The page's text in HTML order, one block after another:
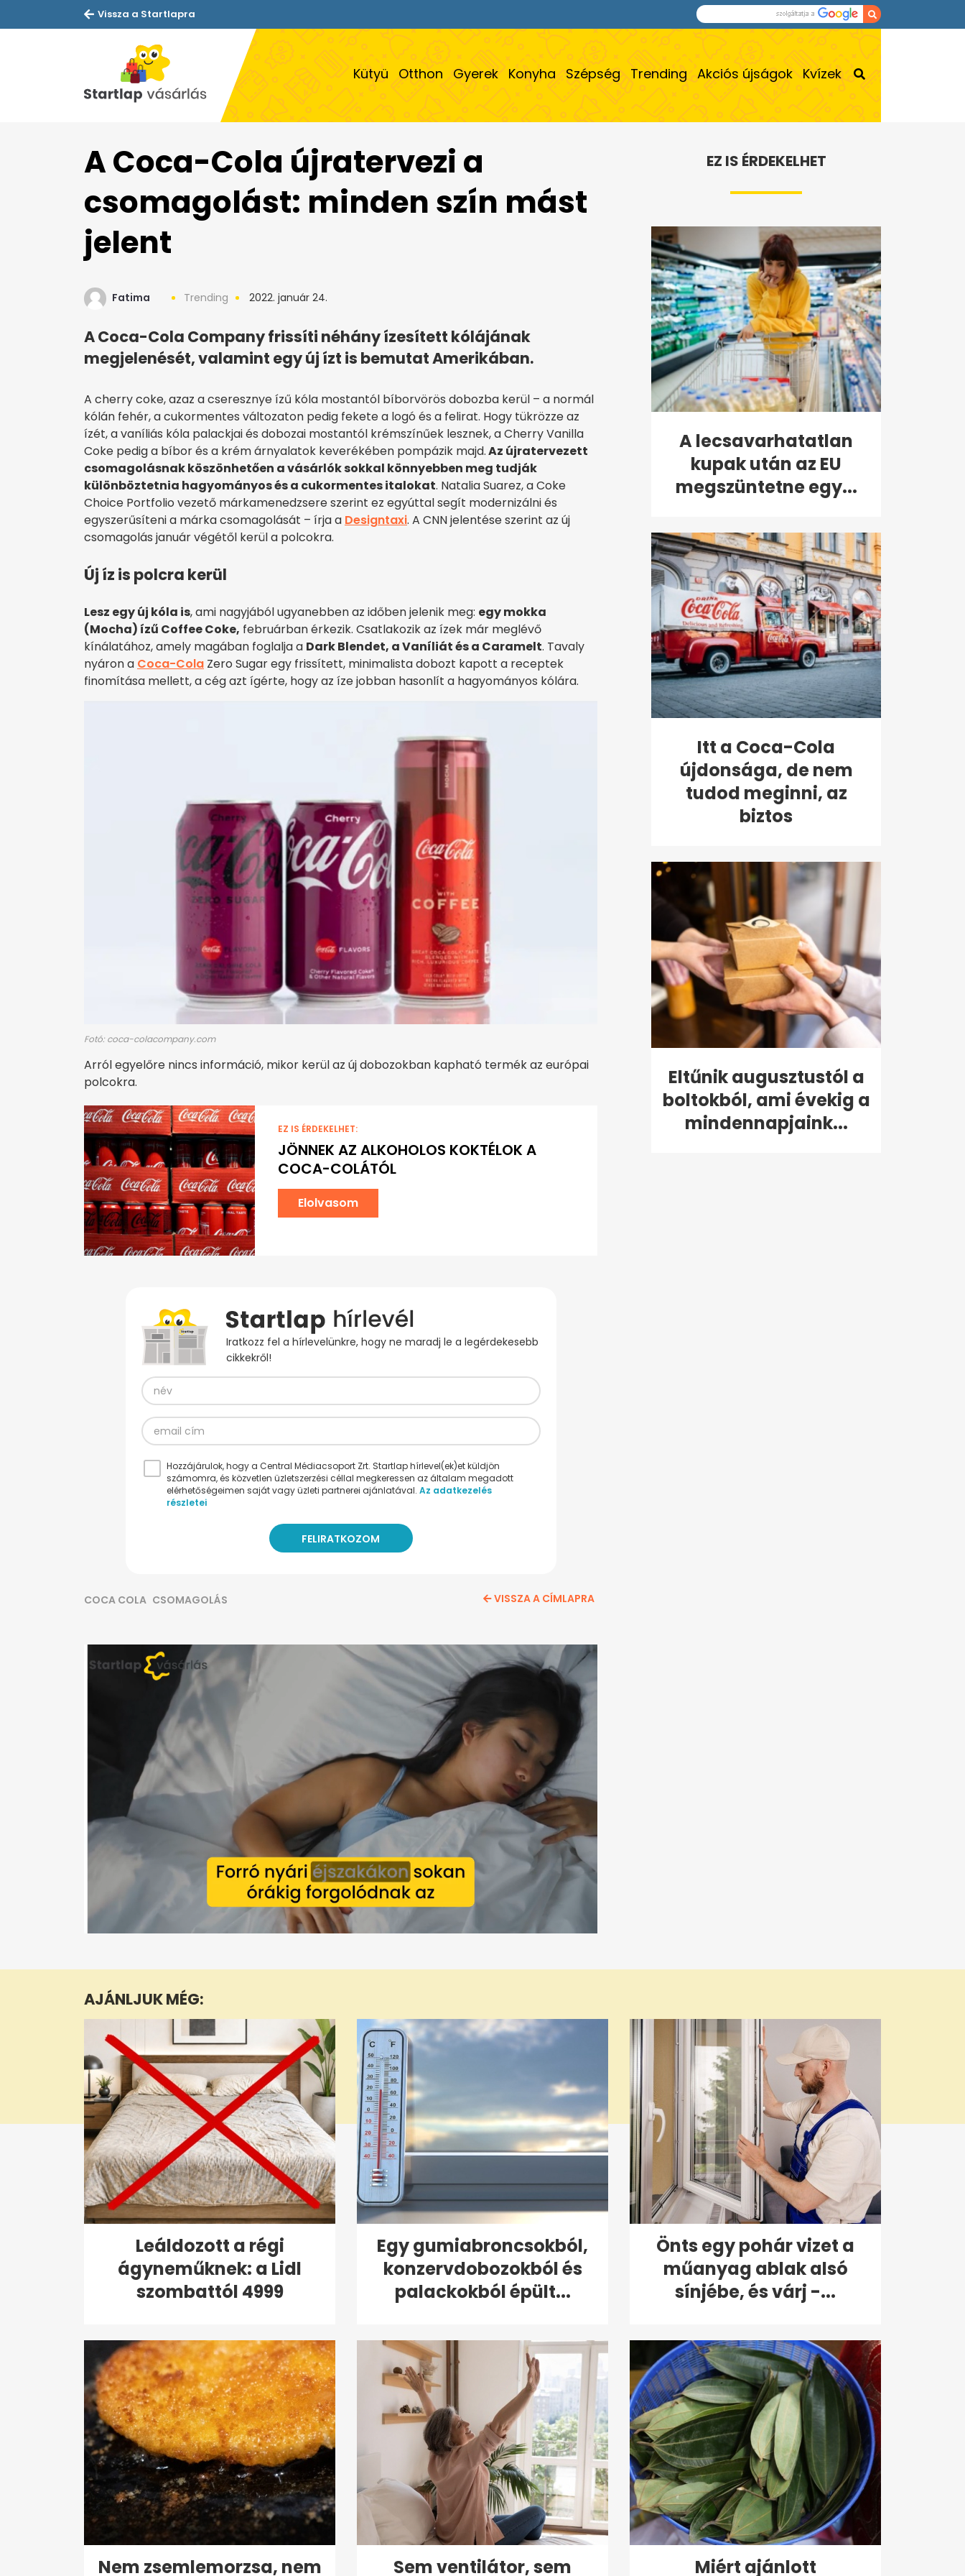
Vissza a Startlapra
Kütyü Otthon Gyerek Konyha Szépség Trending Akciós újságok Kvízek
A Coca-Cola újratervezi a
csomagolást: minden szín mást
jelent
Fatima Trending 2022. január 24.
A Coca-Cola Company frissíti néhány ízesített kólájának
megjelenését, valamint egy új ízt is bemutat Amerikában.
A cherry coke, azaz a cseresznye ízű kóla mostantól bíborvörös dobozba kerül – a normál
kólán fehér, a cukormentes változaton pedig fekete a logó és a felirat. Hogy tükrözze az
ízét, a vaníliás kóla palackjai és dobozai mostantól krémszínűek lesznek, a Cherry Vanilla
Coke pedig a bíbor és a krém árnyalatok keverékében pompázik majd.Az újratervezett
csomagolásnak köszönhetően a vásárlók sokkal könnyebben meg tudják
különböztetnia hagyományos és a cukormentes italokat. Natalia Suarez, a Coke
Choice Portfolio vezető márkamenedzsere szerint ez egyúttal segít modernizálni és
egyszerűsíteni a márka csomagolását – írja a Designtaxi. A CNN jelentése szerint az új
csomagolás január végétől kerül a polcokra.
Új íz is polcra kerül
Lesz egy új kóla is, ami nagyjából ugyanebben az időben jelenik meg: egy mokka
(Mocha) ízű Coffee Coke, februárban érkezik. Csatlakozik az ízek már meglévő
kínálatához, amely magában foglalja a Dark Blendet, a Vaníliát és a Caramelt. Tavaly
nyáron a Coca-Cola Zero Sugar egy frissített, minimalista dobozt kapott a receptek
finomítása mellett, a cég azt ígérte, hogy az íze jobban hasonlít a hagyományos kólára.
Fotó: coca-colacompany.com
Arról egyelőre nincs információ, mikor kerül az új dobozokban kapható termék az európai
polcokra.
EZ IS ÉRDEKELHET:
JÖNNEK AZ ALKOHOLOS KOKTÉLOK A
COCA-COLÁTÓL
Elolvasom
Iratkozz fel a hírlevelünkre, hogy ne maradj le a legérdekesebb
cikkekről!
Hozzájárulok, hogy a Central Médiacsoport Zrt. Startlap hírlevel(ek)et küldjön
számomra, és közvetlen üzletszerzési céllal megkeressen az általam megadott
elérhetőségeimen saját vagy üzleti partnerei ajánlatával. Az adatkezelés
részletei
COCA COLA CSOMAGOLÁS VISSZA A CÍMLAPRA
1
12
secondsVolume
0%
EZ IS ÉRDEKELHET
A lecsavarhatatlan
kupak után az EU
megszüntetne egy...
Itt a Coca-Cola
újdonsága, de nem
tudod meginni, az
biztos
Eltűnik augusztustól a
boltokból, ami évekig a
mindennapjaink...
AJÁNLJUK MÉG:
Leáldozott a régi
ágyneműknek: a Lidl
szombattól 4999
Egy gumiabroncsokból,
konzervdobozokból és
palackokból épült...
Önts egy pohár vizet a
műanyag ablak alsó
sínjébe, és várj -...
Nem zsemlemorzsa, nem Sem ventilátor, sem Miért ajánlott